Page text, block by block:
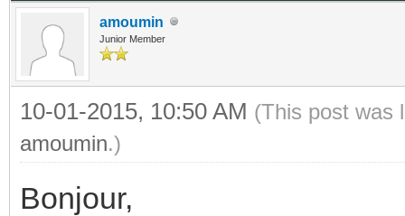
amoumin
Junior Member
10-01-2015, 10:50 AM (This post was
amoumin.)
Bonjour,